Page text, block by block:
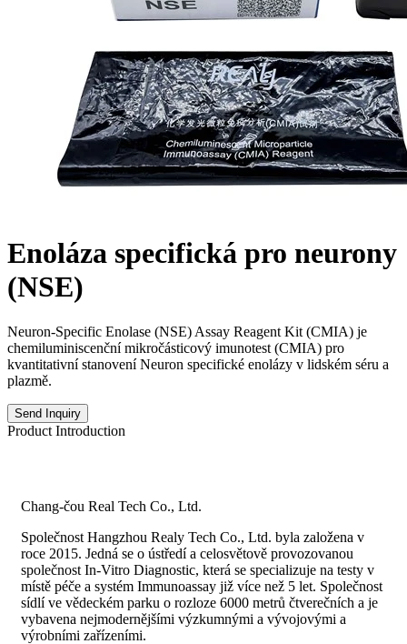
Enoláza specifická pro neurony
(NSE)
Neuron-Specific Enolase (NSE) Assay Reagent Kit (CMIA) je
chemiluminiscenční mikročásticový imunotest (CMIA) pro
kvantitativní stanovení Neuron specifické enolázy v lidském séru a
plazmě.
Send Inquiry
Product Introduction
Chang-čou Real Tech Co., Ltd.
Společnost Hangzhou Realy Tech Co., Ltd. byla založena v
roce 2015. Jedná se o ústředí a celosvětově provozovanou
společnost In-Vitro Diagnostic, která se specializuje na testy v
místě péče a systém Immunoassay již více než 5 let. Společnost
sídlí ve vědeckém parku o rozloze 6000 metrů čtverečních a je
vybavena nejmodernějšími výzkumnými a vývojovými a
výrobními zařízeními.